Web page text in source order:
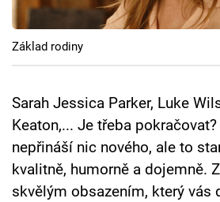
Cool Esport
Pořady
TV Program
Sledujte prima+
Přihlášení
Základ rodiny
Sarah Jessica Parker, Luke
Keaton,... Je třeba
nepřináší nic nového, ale to
kvalitně, humorně a dojemně.
skvělým obsazením, který vás